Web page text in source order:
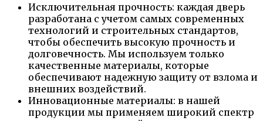
Исключительная прочность: каждая дверь
разработана с учетом самых современных
технологий и строительных стандартов,
чтобы обеспечить высокую прочность и
долговечность. Мы используем только
качественные материалы, которые
обеспечивают надежную защиту от взлома и
внешних воздействий.
Инновационные материалы: в нашей
продукции мы применяем широкий спектр